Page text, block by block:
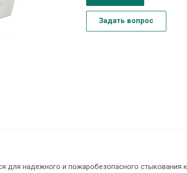
Задать вопрос
для надежного и пожаробезопасного стыкования